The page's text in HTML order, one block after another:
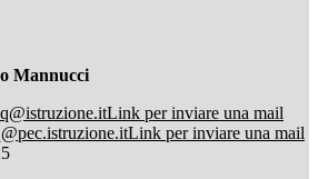
Mannucci
Link per inviare una mail
Link per inviare una mail